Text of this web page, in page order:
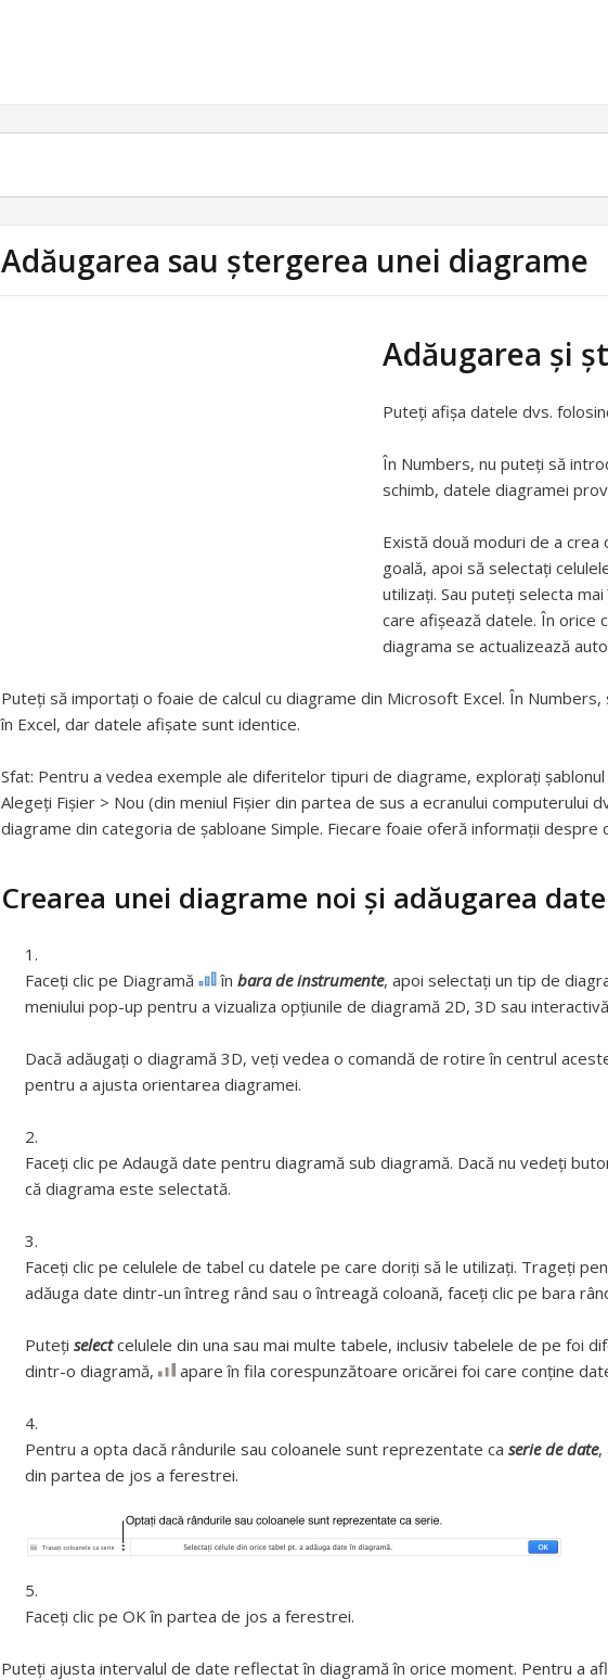
Adăugarea sau ștergerea unei diagrame
Adăugarea și
Puteți afișa datele dvs.
În Numbers, nu puteți să
schimb, datele diagramei
Există două moduri de a crea
goală, apoi să selectați
utilizați. Sau puteți selecta
care afișează datele. În orice
diagrama se actualizează
Puteți să importați o foaie de calcul cu diagrame din Microsoft Excel. În
în Excel, dar datele afișate sunt identice.
Sfat: Pentru a vedea exemple ale diferitelor tipuri de diagrame, explorați
Alegeți Fișier > Nou (din meniul Fișier din partea de sus a ecranului computerului
diagrame din categoria de șabloane Simple. Fiecare foaie oferă informații
Crearea unei diagrame noi și adăugarea
Faceți clic pe Diagramă în bara de instrumente, apoi selectați un tip de
meniului pop-up pentru a vizualiza opțiunile de diagramă 2D, 3D sau
Dacă adăugați o diagramă 3D, veți vedea o comandă de rotire în centrul
pentru a ajusta orientarea diagramei.
Faceți clic pe Adaugă date pentru diagramă sub diagramă. Dacă nu vedeți
că diagrama este selectată.
Faceți clic pe celulele de tabel cu datele pe care doriţi să le utilizați. Trageți
adăuga date dintr-un întreg rând sau o întreagă coloană, faceți clic pe bara
Puteți selectcelulele din una sau mai multe tabele, inclusiv tabelele de pe foi
dintr-o diagramă,
apare în fila corespunzătoare oricărei foi care conține
Pentru a opta dacă rândurile sau coloanele sunt reprezentate ca serie de date,
din partea de jos a ferestrei.
Faceți clic pe OK în partea de jos a ferestrei.
Puteți ajusta intervalul de date reflectat în diagramă în orice moment. Pentru a